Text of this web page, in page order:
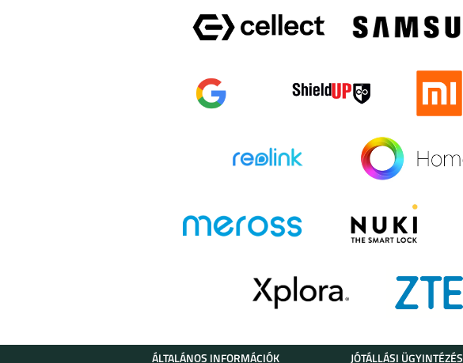
ÁLTALÁNOS INFORMÁCIÓK JÓTÁLLÁSI ÜGYINTÉZÉS